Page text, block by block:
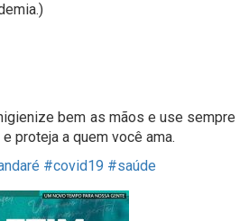
bem as mãos e use sempre
proteja a quem você ama.
#covid19 #saúde